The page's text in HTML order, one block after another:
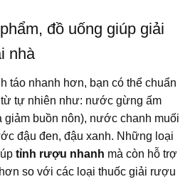
đồ uống giúp giải
nhà
táo nhanh hơn, bạn có thể chuẩn
từ tự nhiên như: nước gừng ấm
giảm buồn nôn), nước chanh muối
đậu đen, đậu xanh. Những loại
tỉnh rượu nhanh mà còn hỗ trợ
so với các loại thuốc giải rượu